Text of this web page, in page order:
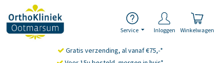
Service Inloggen Winkelwagen
Gratis verzending, al vanaf €75,-*